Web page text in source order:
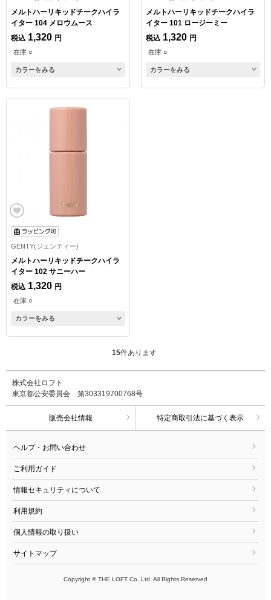
メルトハーリキッドチークハイラ
イター 104 メロウムース
税込 1,320 円
在庫 ○
カラーをみる
メルトハーリキッドチークハイラ
イター 101 ロージーミー
税込 1,320 円
在庫 ○
カラーをみる
GENTY(ジェンティー)
メルトハーリキッドチークハイラ
イター 102 サニーハー
税込 1,320 円
在庫 ○
カラーをみる
15件あります
株式会社ロフト
東京都公安委員会 第303319700768号
販売会社情報 特定商取引法に基づく表示
ヘルプ・お問い合わせ
ご利用ガイド
情報セキュリティについて
利用規約
個人情報の取り扱い
サイトマップ
Copyright © THE LOFT Co.,Ltd. All Rights Reserved